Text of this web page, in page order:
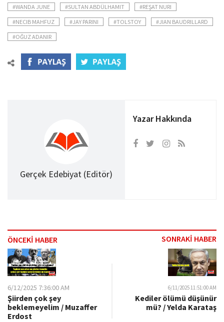
#WANDA JUNE #SULTAN ABDÜLHAMIT
#REŞAT NURI
#NECIB MAHFUZ
#JAY PARINI #TOLSTOY
#JIAN BAUDRILLARD
#OĞUZ ADANIR
Gerçek Edebiyat (Editör)
Yazar Hakkında
ÖNCEKİ HABER SONRAKİ HABER
6/12/2025 7:36:00 AM
Şiirden çok şey
beklemeyelim / Muzaffer
Erdost
6/11/2025 11:51:00 AM
Kediler ölümü düşünür
mü? / Yelda Karataş